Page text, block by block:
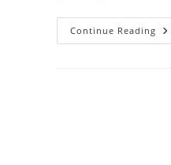
Continue Reading